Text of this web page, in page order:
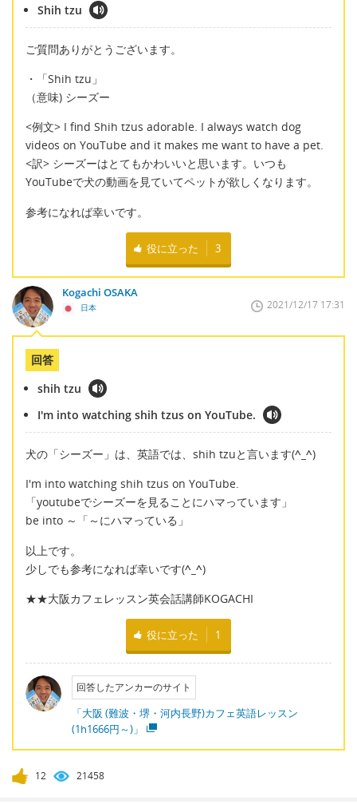
Shih tzu
ご質問ありがとうございます。
・「Shih tzu」
（意味) シーズー
<例文> I find Shih tzus adorable. I always watch dog
videos on YouTube and it makes me want to have a pet.
<訳> シーズーはとてもかわいいと思います。いつも
YouTubeで犬の動画を見ていてペットが欲しくなります。
参考になれば幸いです。
役に立った 3
Kogachi OSAKA
日本 2021/12/17 17:31
回答
shih tzu
I'm into watching shih tzus on YouTube.
犬の「シーズー」は、英語では、shih tzuと言います(^_^)
I'm into watching shih tzus on YouTube.
「youtubeでシーズーを見ることにハマっています」
be into ～「～にハマっている」
以上です。
少しでも参考になれば幸いです(^_^)
★★大阪カフェレッスン英会話講師KOGACHI
役に立った 1
回答したアンカーのサイト
「大阪 (難波・堺・河内長野)カフェ英語レッスン
(1h1666円～)」
12 21458